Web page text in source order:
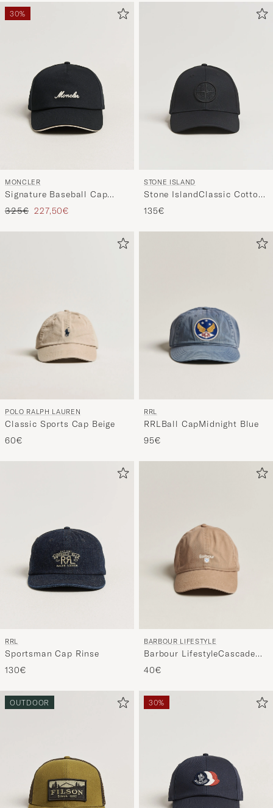
30%
MONCLER
Signature Baseball Cap
Black
Tavallinen hinta
325€ Alennettu hinta
227,50€
STONE ISLAND
Stone IslandClassic Cotton
CapBlack
135€
POLO RALPH LAUREN
Classic Sports Cap Beige
60€
RRL
RRLBall CapMidnight Blue
95€
RRL
Sportsman Cap Rinse
130€
BARBOUR LIFESTYLE
Barbour LifestyleCascade
Sports CapStone
40€
OUTDOOR 30%